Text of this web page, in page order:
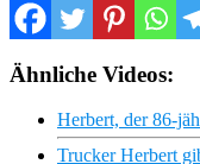
Ähnliche Videos:
Herbert, der 86-
Trucker Herbert